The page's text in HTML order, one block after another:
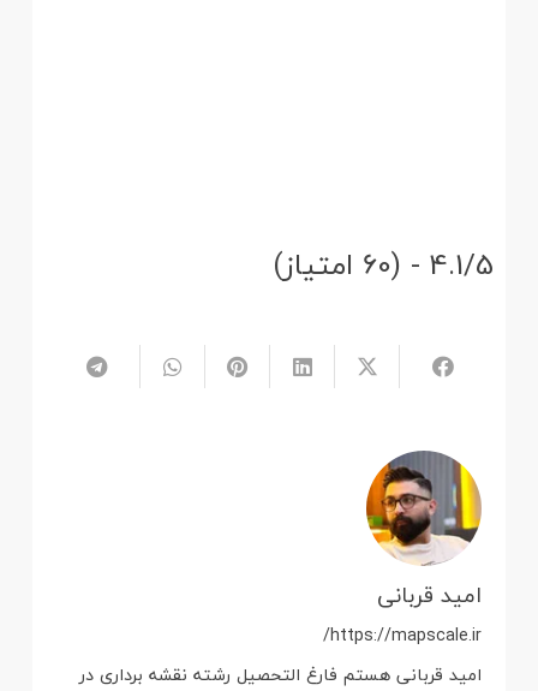
4.1/5 - (60 امتیاز)
امید قربانی
https://mapscale.ir/
امید قربانی هستم فارغ التحصیل رشته نقشه برداری در